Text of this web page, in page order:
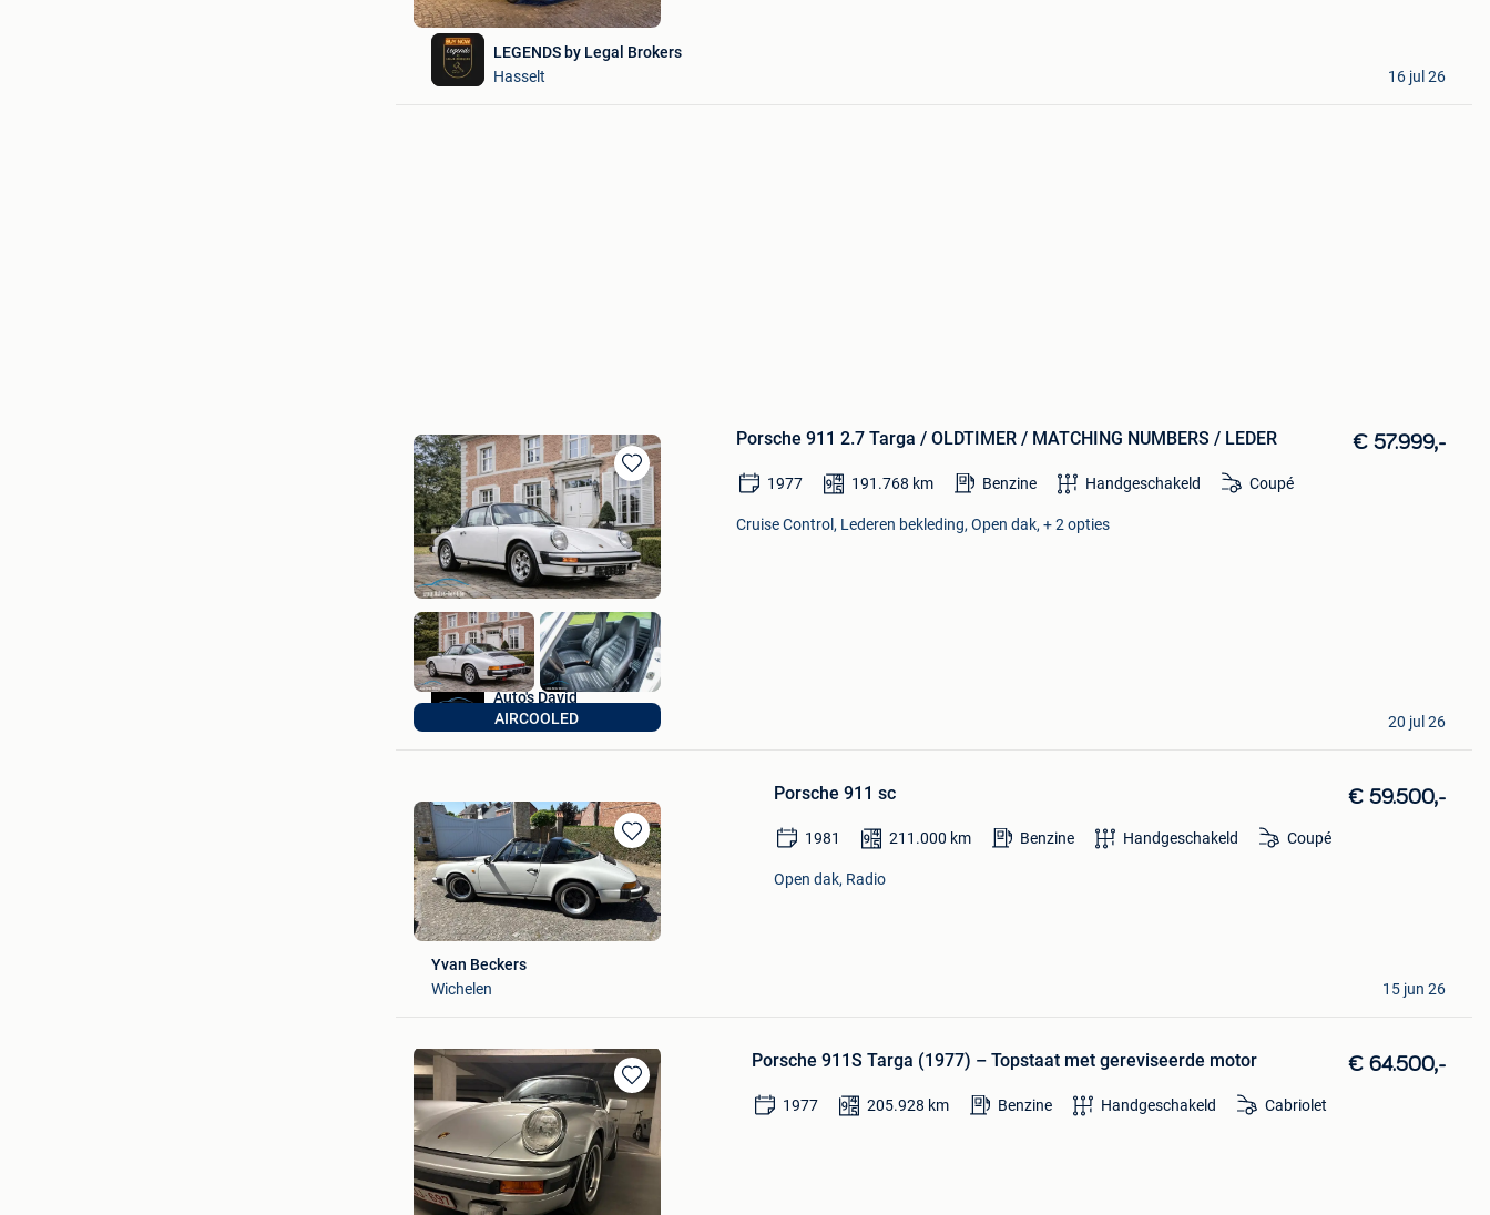
LEGENDS by Legal Brokers
Hasselt
16 jul 26
Bewaren
in
Mijn
Favorieten
AIRCOOLED
Porsche 911 2.7 Targa / OLDTIMER / MATCHING NUMBERS / LEDER € 57.999,-
1977 191.768 km Benzine Handgeschakeld Coupé
Cruise Control, Lederen bekleding, Open dak, + 2 opties
Auto's David
Lebbeke
20 jul 26
Bewaren
in
Mijn
Favorieten
Porsche 911 sc € 59.500,-
1981 211.000 km Benzine Handgeschakeld Coupé
Open dak, Radio
Yvan Beckers
Wichelen
15 jun 26
Bewaren
in
Mijn
Favorieten
Porsche 911S Targa (1977) – Topstaat met gereviseerde motor € 64.500,-
1977 205.928 km Benzine Handgeschakeld Cabriolet
Vleminckx